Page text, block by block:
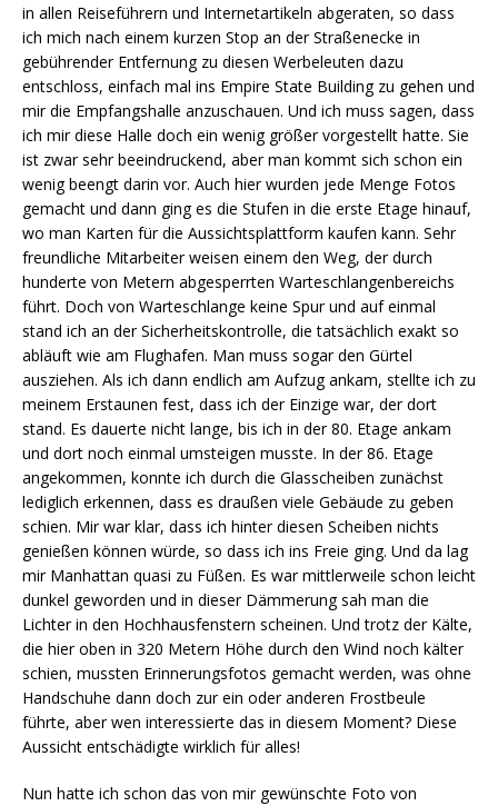
in allen Reiseführern und Internetartikeln abgeraten, so dass
ich mich nach einem kurzen Stop an der Straßenecke in
gebührender Entfernung zu diesen Werbeleuten dazu
entschloss, einfach mal ins Empire State Building zu gehen und
mir die Empfangshalle anzuschauen. Und ich muss sagen, dass
ich mir diese Halle doch ein wenig größer vorgestellt hatte. Sie
ist zwar sehr beeindruckend, aber man kommt sich schon ein
wenig beengt darin vor. Auch hier wurden jede Menge Fotos
gemacht und dann ging es die Stufen in die erste Etage hinauf,
wo man Karten für die Aussichtsplattform kaufen kann. Sehr
freundliche Mitarbeiter weisen einem den Weg, der durch
hunderte von Metern abgesperrten Warteschlangenbereichs
führt. Doch von Warteschlange keine Spur und auf einmal
stand ich an der Sicherheitskontrolle, die tatsächlich exakt so
abläuft wie am Flughafen. Man muss sogar den Gürtel
ausziehen. Als ich dann endlich am Aufzug ankam, stellte ich zu
meinem Erstaunen fest, dass ich der Einzige war, der dort
stand. Es dauerte nicht lange, bis ich in der 80. Etage ankam
und dort noch einmal umsteigen musste. In der 86. Etage
angekommen, konnte ich durch die Glasscheiben zunächst
lediglich erkennen, dass es draußen viele Gebäude zu geben
schien. Mir war klar, dass ich hinter diesen Scheiben nichts
genießen können würde, so dass ich ins Freie ging. Und da lag
mir Manhattan quasi zu Füßen. Es war mittlerweile schon leicht
dunkel geworden und in dieser Dämmerung sah man die
Lichter in den Hochhausfenstern scheinen. Und trotz der Kälte,
die hier oben in 320 Metern Höhe durch den Wind noch kälter
schien, mussten Erinnerungsfotos gemacht werden, was ohne
Handschuhe dann doch zur ein oder anderen Frostbeule
führte, aber wen interessierte das in diesem Moment? Diese
Aussicht entschädigte wirklich für alles!
Nun hatte ich schon das von mir gewünschte Foto von